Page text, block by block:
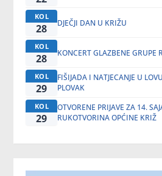
KOL
28 DJEČJI DAN U KRIŽU
KOL
28 KONCERT GLAZBENE GRUPE
KOL
29
FIŠIJADA I NATJECANJE U
PLOVAK
KOL
29
OTVORENE PRIJAVE ZA 14.
RUKOTVORINA OPĆINE KRIŽ